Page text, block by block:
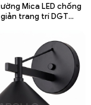
Mica LED chống
trang trí DGT